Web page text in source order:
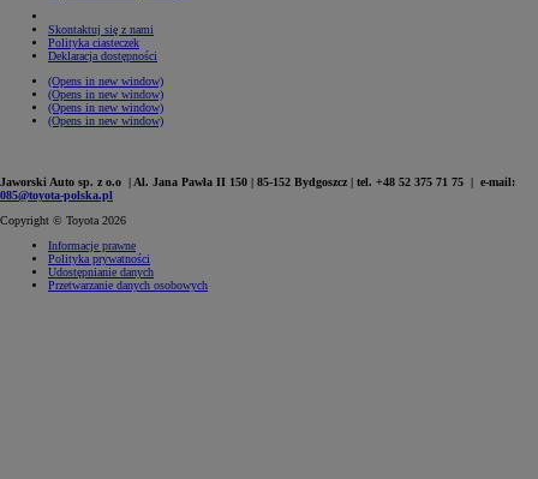
Skontaktuj się z nami
Polityka ciasteczek
Deklaracja dostępności
(Opens in new window)
(Opens in new window)
(Opens in new window)
(Opens in new window)
Jaworski Auto sp. z o.o | Al. Jana Pawła II 150 | 85-152 Bydgoszcz | tel. +48 52 375 71 75 | e-mail:
085@toyota-polska.pl
Copyright © Toyota 2026
Informacje prawne
Polityka prywatności
Udostępnianie danych
Przetwarzanie danych osobowych